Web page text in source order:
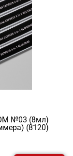
№03 (8мл)
(8120)